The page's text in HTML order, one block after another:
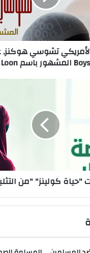
Boys المشهور باسم Loon
"حياة كولينز" "من